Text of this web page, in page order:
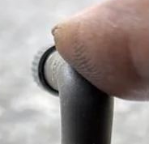
います。 作業内容:ビーノカウ